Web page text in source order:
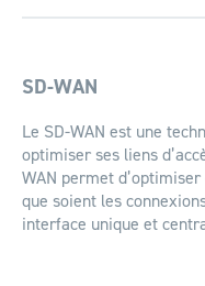
SD-WAN
Le SD-WAN est une
optimiser ses liens
WAN permet
que soient les
interface unique et